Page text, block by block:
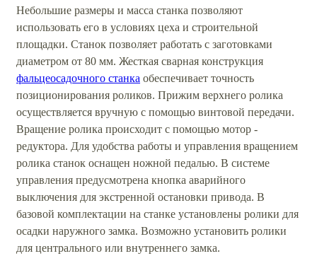
Небольшие размеры и масса станка позволяют
использовать его в условиях цеха и строительной
площадки. Станок позволяет работать с заготовками
диаметром от 80 мм. Жесткая сварная конструкция
фальцеосадочного станка обеспечивает точность
позиционирования роликов. Прижим верхнего ролика
осуществляется вручную с помощью винтовой передачи.
Вращение ролика происходит с помощью мотор -
редуктора. Для удобства работы и управления вращением
ролика станок оснащен ножной педалью. В системе
управления предусмотрена кнопка аварийного
выключения для экстренной остановки привода. В
базовой комплектации на станке установлены ролики для
осадки наружного замка. Возможно установить ролики
для центрального или внутреннего замка.